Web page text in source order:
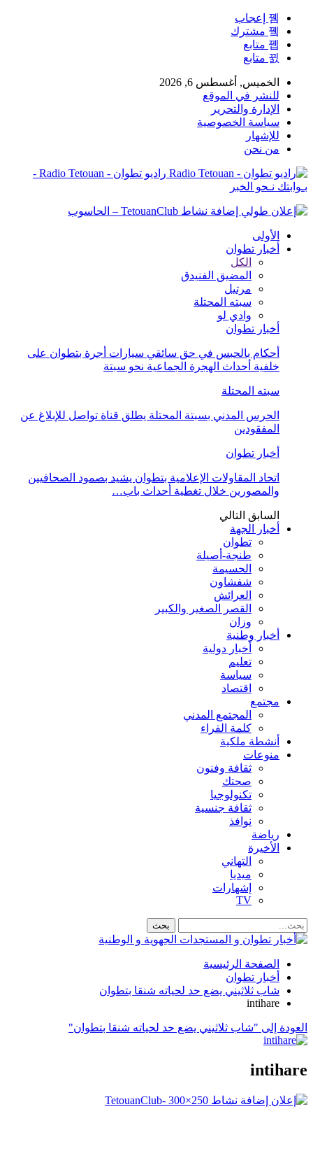
إعجاب
مشترك
متابع
متابع
الخميس, أغسطس 6, 2026
للنشر في الموقع
الإدارة والتحرير
سياسة الخصوصية
للإشهار
من نحن
راديو تطوان - Radio Tetouan -
بـوابتك نـحو الخبر
الأولى
أخبار تطوان
الكل
المضيق الفنيدق
مرتيل
سبته المحتلة
وادي لو
أخبار تطوان
أحكام بالحبس في حق سائقي سيارات أجرة بتطوان على
خلفية أحداث الهجرة الجماعية نحو سبتة
سبته المحتلة
الحرس المدني بسبتة المحتلة يطلق قناة تواصل للإبلاغ عن
المفقودين
أخبار تطوان
اتحاد المقاولات الإعلامية بتطوان يشيد بصمود الصحافيين
والمصورين خلال تغطية أحداث باب…
السابق التالي
أخبار الجهة
تطوان
طنجة-أصيلة
الحسيمة
شفشاون
العرائش
القصر الصغير والكبير
وزان
أخبار وطنية
أخبار دولية
تعليم
سياسة
اقتصاد
مجتمع
المجتمع المدني
كلمة القراء
أنشطة ملكية
منوعات
ثقافة وفنون
صحتك
تكنولوجيا
ثقافة جنسية
نوافذ
رياضة
الأخيرة
التهاني
ميديا
إشهارات
TV
الصفحة الرئيسية
أخبار تطوان
شاب ثلاثيني يضع حد لحياته شنقا بتطوان
intihare
العودة إلى "شاب ثلاثيني يضع حد لحياته شنقا بتطوان"
intihare